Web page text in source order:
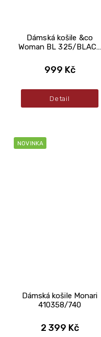
Dámská košile &co
Woman BL 325/BLACK
999 Kč
Detail
NOVINKA
Dámská košile Monari
410358/740
2 399 Kč